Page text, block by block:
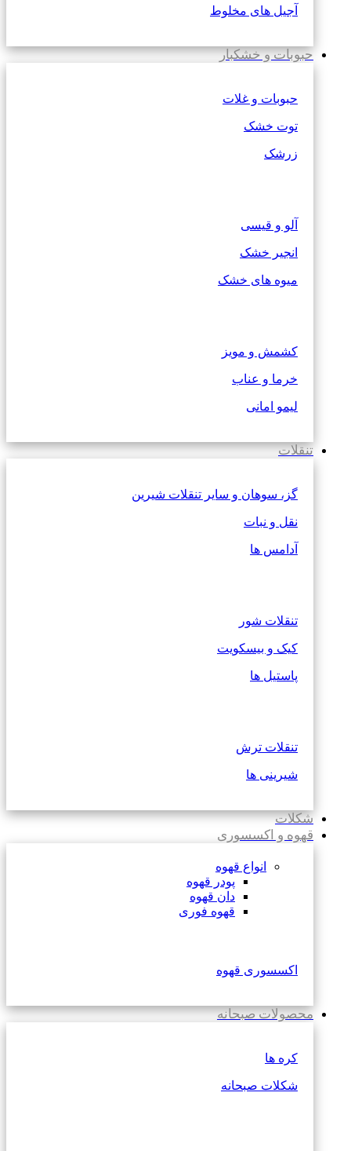
آجیل های مخلوط
حبوبات و خشکبار
حبوبات و غلات
توت خشک
زرشک
آلو و قیسی
انجیر خشک
میوه های خشک
کشمش و مویز
خرما و عناب
لیمو امانی
تنقلات
گز، سوهان و سایر تنقلات شیرین
نقل و نبات
آدامس ها
تنقلات شور
کیک و بیسکویت
پاستیل ها
تنقلات ترش
شیرینی ها
شکلات
قهوه و اکسسوری
انواع قهوه
پودر قهوه
دان قهوه
قهوه فوری
اکسسوری قهوه
محصولات صبحانه
کره ها
شکلات صبحانه